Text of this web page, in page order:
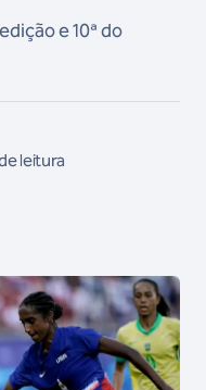
e 10ª do
leitura